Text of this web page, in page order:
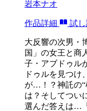
岩本ナオ
作品詳細 試
大反響の次男・
国」の女王と商
子・アブドゥル
ドゥルを見つけ
が…！？神託の“
は？そしてつい
選んだ答えは…